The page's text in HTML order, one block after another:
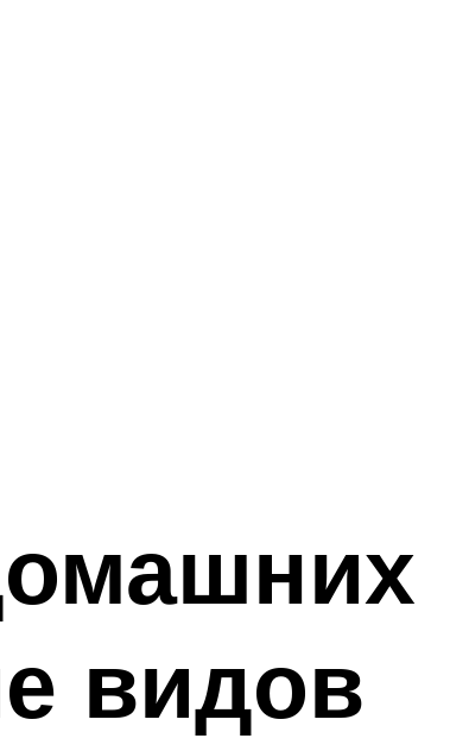
видов